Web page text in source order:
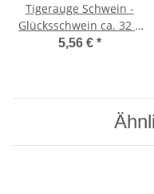
Tigerauge Schwein -
Glücksschwein ca. 32 x
25 mm
5,56 € *